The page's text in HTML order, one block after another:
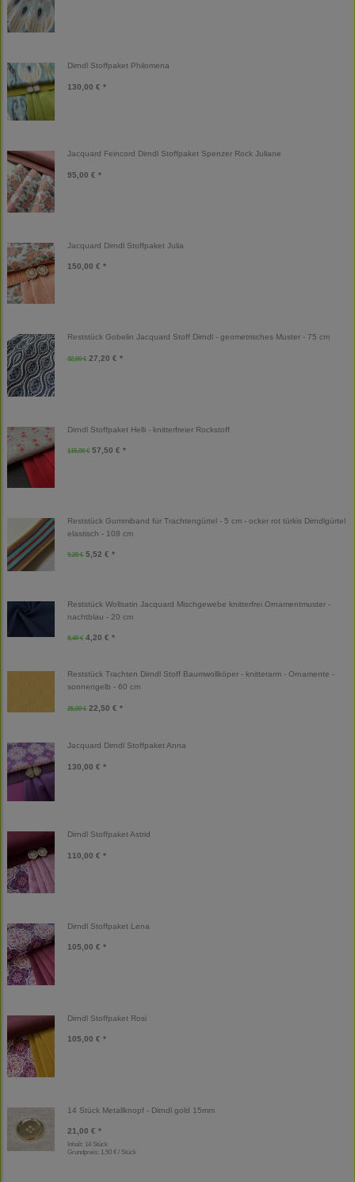
Dirndl Stoffpaket Philomena
130,00 € *
Jacquard Feincord Dirndl Stoffpaket Spenzer Rock Juliane
95,00 € *
Jacquard Dirndl Stoffpaket Julia
150,00 € *
Reststück Gobelin Jacquard Stoff Dirndl - geometrisches Muster - 75 cm
32,00 € 27,20 € *
Dirndl Stoffpaket Helli - knitterfreier Rockstoff
115,00 € 57,50 € *
Reststück Gummiband für Trachtengürtel - 5 cm - ocker rot türkis Dirndlgürtel
elastisch - 108 cm
9,20 € 5,52 € *
Reststück Wollsatin Jacquard Mischgewebe knitterfrei Ornamentmuster -
nachtblau - 20 cm
8,40 € 4,20 € *
Reststück Trachten Dirndl Stoff Baumwollköper - knitterarm - Ornamente -
sonnengelb - 60 cm
25,00 € 22,50 € *
Jacquard Dirndl Stoffpaket Anna
130,00 € *
Dirndl Stoffpaket Astrid
110,00 € *
Dirndl Stoffpaket Lena
105,00 € *
Dirndl Stoffpaket Rosi
105,00 € *
14 Stück Metallknopf - Dirndl gold 15mm
21,00 € *
Inhalt: 14 Stück
Grundpreis: 1,50 € / Stück